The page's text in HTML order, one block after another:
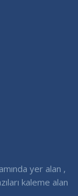
yer alan ,
kaleme alan